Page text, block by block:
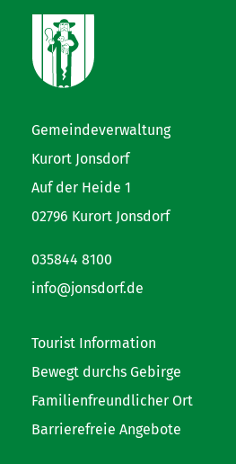
Gemeindeverwaltung
Kurort Jonsdorf
Auf der Heide 1
02796 Kurort Jonsdorf
035844 8100
info@jonsdorf.de
Tourist Information
Bewegt durchs Gebirge
Familienfreundlicher Ort
Barrierefreie Angebote